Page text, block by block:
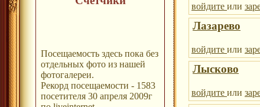
Посещаемость здесь пока без
отдельных фото из нашей
фотогалереи.
Рекорд посещаемости - 1583
посетителя 30 апреля 2009г
войдите или
Лазарево
войдите или
Лысково
войдите или